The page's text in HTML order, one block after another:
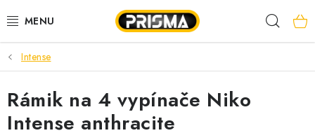
na
AKCIE
LED PÁSY
MODULÁRNE PRÍSTROJE
Intense
Rámik na 4 vypínače Niko
Intense anthracite